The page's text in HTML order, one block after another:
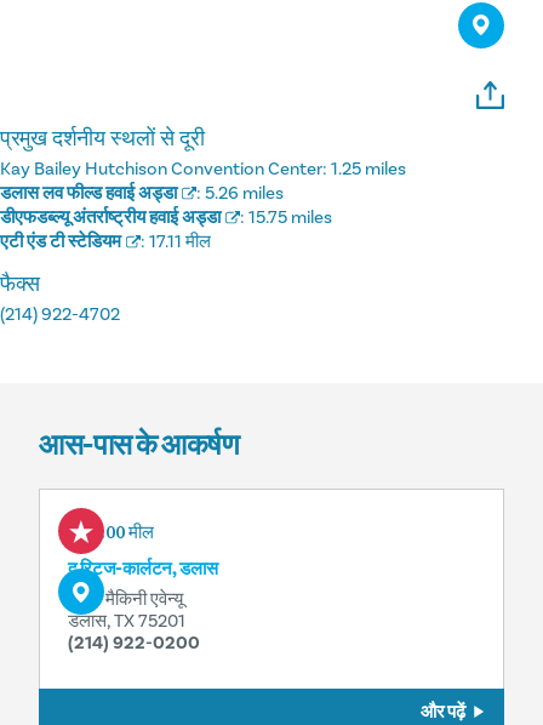
प्रमुख दर्शनीय स्थलों से दूरी
Kay Bailey Hutchison Convention Center: 1.25 miles
डलास लव फील्ड हवाई अड्डा
: 5.26 miles
डीएफडब्ल्यू अंतर्राष्ट्रीय हवाई अड्डा
: 15.75 miles
एटी एंड टी स्टेडियम
: 17.11 मील
फैक्स
(214) 922-4702
आस-पास के आकर्षण
0.00 मील
द रिट्ज-कार्लटन, डलास
2121 मैकिनी एवेन्यू
डलास, TX 75201
(214) 922-0200
और पढ़ें